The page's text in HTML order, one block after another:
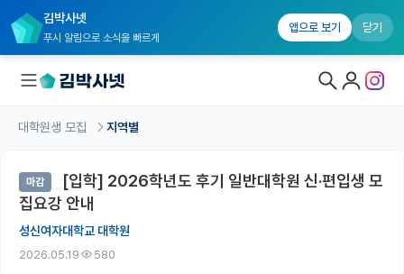
김박사넷
푸시 알림으로 소식을 빠르게
앱으로 보기 닫기
대학원생 모집 홈
기관별 모집 정보
연구실별 모집 정보
대학원생 모집 지역별
마감
[입학] 2026학년도 후기 일반대학원 신·편입생 모
집요강 안내
성신여자대학교 대학원
2026.05.19 580